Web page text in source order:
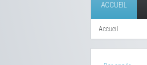
ACCUEIL
Accueil